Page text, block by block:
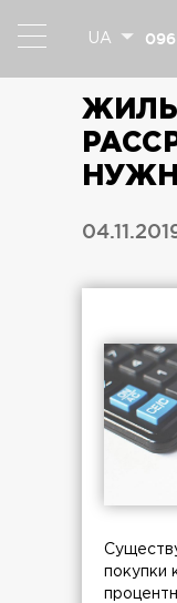
UA
покупки